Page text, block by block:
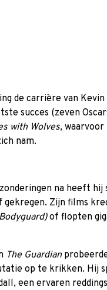
de carrière van
succes (zeven
with Wolves,
nam.
na heeft hij
Zijn films
of flopten
The Guardian
op te krikken. Hij
een ervaren